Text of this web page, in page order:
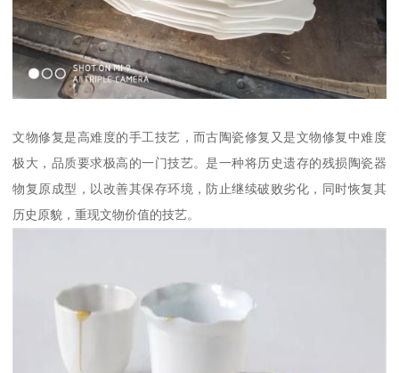
文物修复是高难度的手工技艺，而古陶瓷修复又是文物修复中难度
极大，品质要求极高的一门技艺。是一种将历史遗存的残损陶瓷器
物复原成型，以改善其保存环境，防止继续破败劣化，同时恢复其
历史原貌，重现文物价值的技艺。